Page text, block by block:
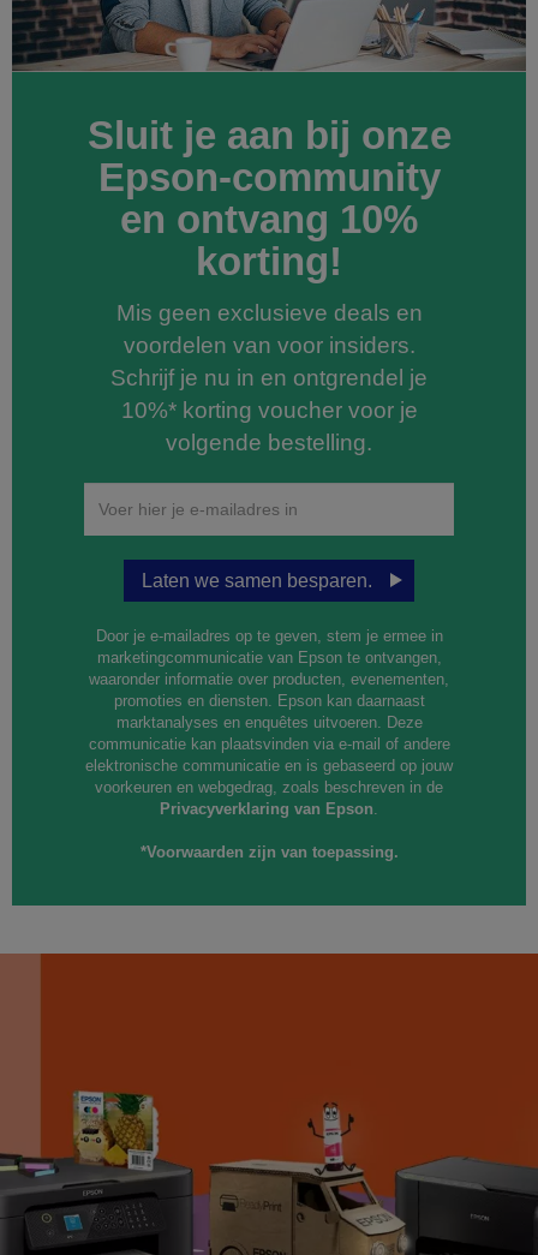
Sluit je aan bij onze
Epson-community
en ontvang 10%
korting!
Mis geen exclusieve deals en
voordelen van voor insiders.
Schrijf je nu in en ontgrendel je
10%* korting voucher voor je
volgende bestelling.
Laten we samen besparen.
Door je e-mailadres op te geven, stem je ermee in
marketingcommunicatie van Epson te ontvangen,
waaronder informatie over producten, evenementen,
promoties en diensten. Epson kan daarnaast
marktanalyses en enquêtes uitvoeren. Deze
communicatie kan plaatsvinden via e-mail of andere
elektronische communicatie en is gebaseerd op jouw
voorkeuren en webgedrag, zoals beschreven in de
Privacyverklaring van Epson
*Voorwaarden zijn van toepassing.